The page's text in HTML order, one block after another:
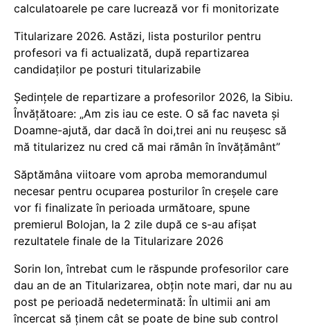
calculatoarele pe care lucrează vor fi monitorizate
Titularizare 2026. Astăzi, lista posturilor pentru
profesori va fi actualizată, după repartizarea
candidaților pe posturi titularizabile
Ședințele de repartizare a profesorilor 2026, la Sibiu.
Învățătoare: „Am zis iau ce este. O să fac naveta și
Doamne-ajută, dar dacă în doi,trei ani nu reușesc să
mă titularizez nu cred că mai rămân în învățământ”
Săptămâna viitoare vom aproba memorandumul
necesar pentru ocuparea posturilor în creșele care
vor fi finalizate în perioada următoare, spune
premierul Bolojan, la 2 zile după ce s-au afișat
rezultatele finale de la Titularizare 2026
Sorin Ion, întrebat cum le răspunde profesorilor care
dau an de an Titularizarea, obțin note mari, dar nu au
post pe perioadă nedeterminată: În ultimii ani am
încercat să ținem cât se poate de bine sub control